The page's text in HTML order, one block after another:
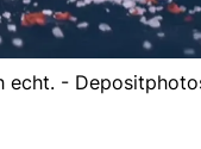
echt. -